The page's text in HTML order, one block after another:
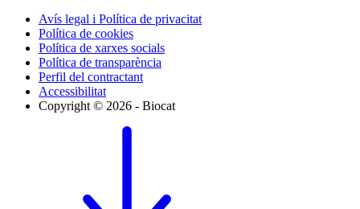
Avís legal i Política de privacitat
Política de cookies
Política de xarxes socials
Política de transparència
Perfil del contractant
Accessibilitat
Copyright © 2026 - Biocat